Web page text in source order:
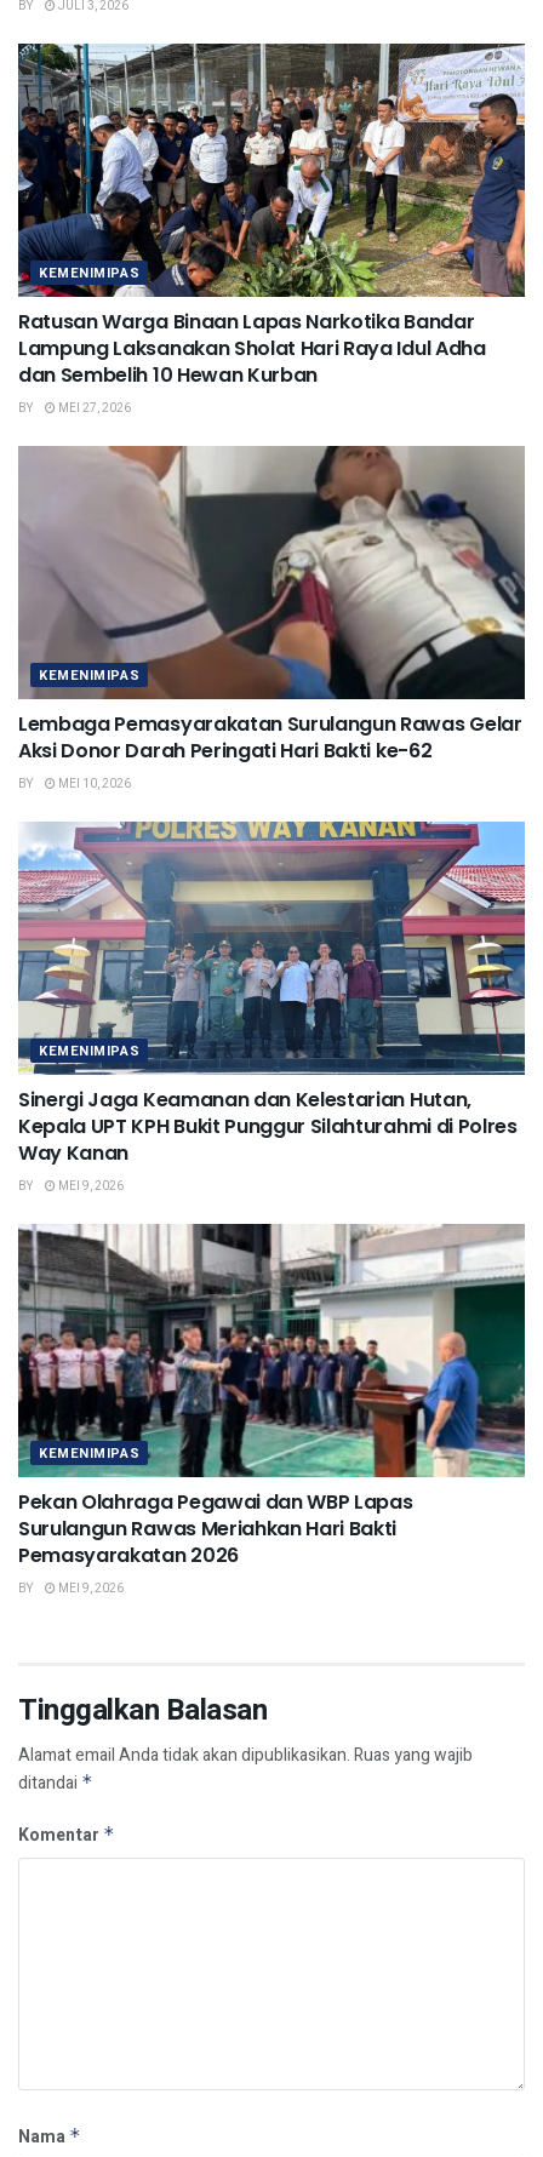
BY JULI 3, 2026
KEMENIMIPAS
Ratusan Warga Binaan Lapas Narkotika Bandar
Lampung Laksanakan Sholat Hari Raya Idul Adha
dan Sembelih 10 Hewan Kurban
BY MEI 27, 2026
KEMENIMIPAS
Lembaga Pemasyarakatan Surulangun Rawas Gelar
Aksi Donor Darah Peringati Hari Bakti ke-62
BY MEI 10, 2026
KEMENIMIPAS
Sinergi Jaga Keamanan dan Kelestarian Hutan,
Kepala UPT KPH Bukit Punggur Silahturahmi di Polres
Way Kanan
BY MEI 9, 2026
KEMENIMIPAS
Pekan Olahraga Pegawai dan WBP Lapas
Surulangun Rawas Meriahkan Hari Bakti
Pemasyarakatan 2026
BY MEI 9, 2026
Tinggalkan Balasan
Alamat email Anda tidak akan dipublikasikan.Ruas yang wajib
ditandai *
Komentar *
Nama *